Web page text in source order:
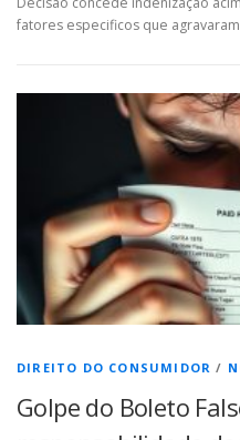
fatores especificos que
DIREITO DO CONSUMIDOR /
Golpe do Boleto